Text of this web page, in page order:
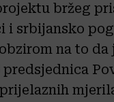
bržeg
i srbijansko
na to